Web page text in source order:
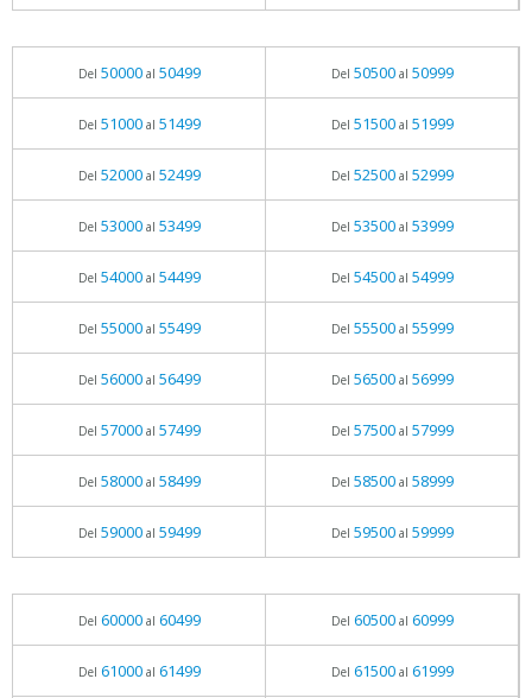
Del 50000al 50499 Del 50500al 50999
Del 51000al 51499 Del 51500al 51999
Del 52000al 52499 Del 52500al 52999
Del 53000al 53499 Del 53500al 53999
Del 54000al 54499 Del 54500al 54999
Del 55000al 55499 Del 55500al 55999
Del 56000al 56499 Del 56500al 56999
Del 57000al 57499 Del 57500al 57999
Del 58000al 58499 Del 58500al 58999
Del 59000al 59499 Del 59500al 59999
Del 60000al 60499 Del 60500al 60999
Del 61000al 61499 Del 61500al 61999